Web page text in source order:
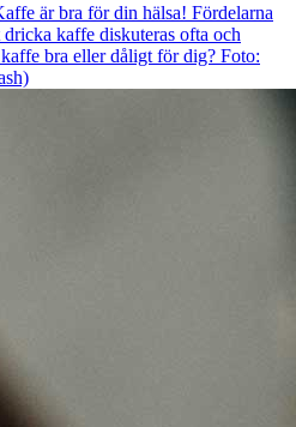
är bra för din hälsa! Fördelarna
kaffe diskuteras ofta och
bra eller dåligt för dig? Foto: